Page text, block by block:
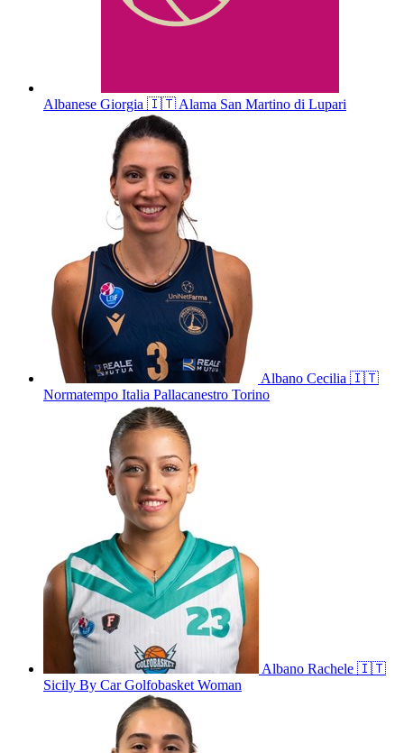
Albanese Giorgia 🇮🇹Alama San Martino di Lupari
Albano Cecilia 🇮🇹
Normatempo Italia Pallacanestro Torino
Albano Rachele 🇮🇹
Sicily By Car Golfobasket Woman